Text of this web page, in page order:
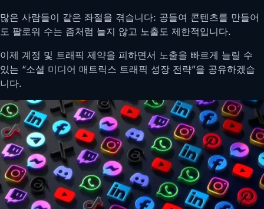
많은 사람들이 같은 좌절을 겪습니다: 공들여 콘텐츠를 만들어
도 팔로워 수는 좀처럼 늘지 않고 노출도 제한적입니다.
이제 계정 및 트래픽 제약을 피하면서 노출을 빠르게 늘릴 수
있는 “소셜 미디어 매트릭스 트래픽 성장 전략”을 공유하겠습
니다.